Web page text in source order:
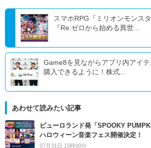
スマホRPG『ミリオンモンス
『Re:ゼロから始める異世...
Game8を見ながらアプリ内アイ
購入できるように！株式...
あわせて読みたい記事
ピューロランド発「SPOOKY
ハロウィーン音楽フェス開催決定！
07月31日 15時00分